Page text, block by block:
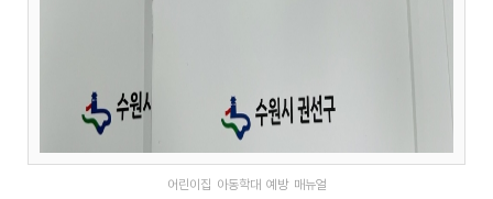
어린이집 아동학대 예방 매뉴얼